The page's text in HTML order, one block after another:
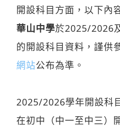
開設科目方面，以下內
華山中學於2025/2026
的開設科目資料，謹供
網站公布為準。
2025/2026學年開設科
在初中（中一至中三）